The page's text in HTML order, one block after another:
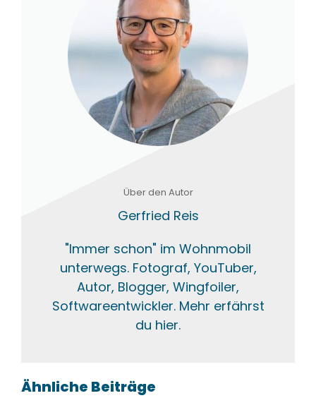
Über den Autor
Gerfried Reis
"Immer schon" im Wohnmobil
unterwegs. Fotograf, YouTuber,
Autor, Blogger, Wingfoiler,
Softwareentwickler. Mehr erfährst
du hier.
Ähnliche Beiträge